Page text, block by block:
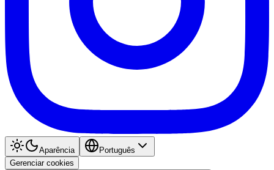
Aparência
Português
Gerenciar cookies